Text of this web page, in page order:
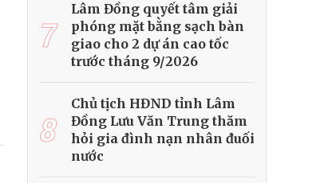
7
Lâm Đồng quyết tâm giải
phóng mặt bằng sạch bàn
giao cho 2 dự án cao tốc
trước tháng 9/2026
8
Chủ tịch HĐND tỉnh Lâm
Đồng Lưu Văn Trung thăm
hỏi gia đình nạn nhân đuối
nước